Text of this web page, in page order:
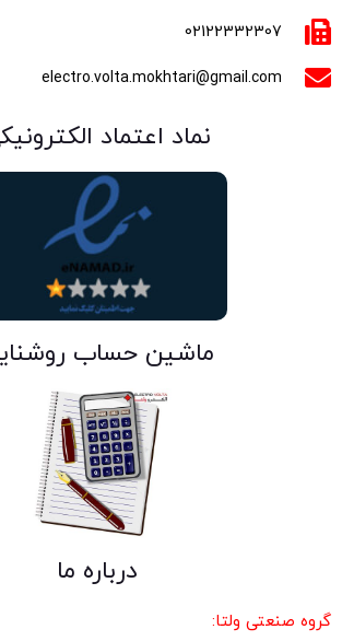
02122332307
electro.volta.mokhtari@gmail.com
نماد اعتماد
ماشین حساب
درباره ما
گروه صنعتی ولتا: